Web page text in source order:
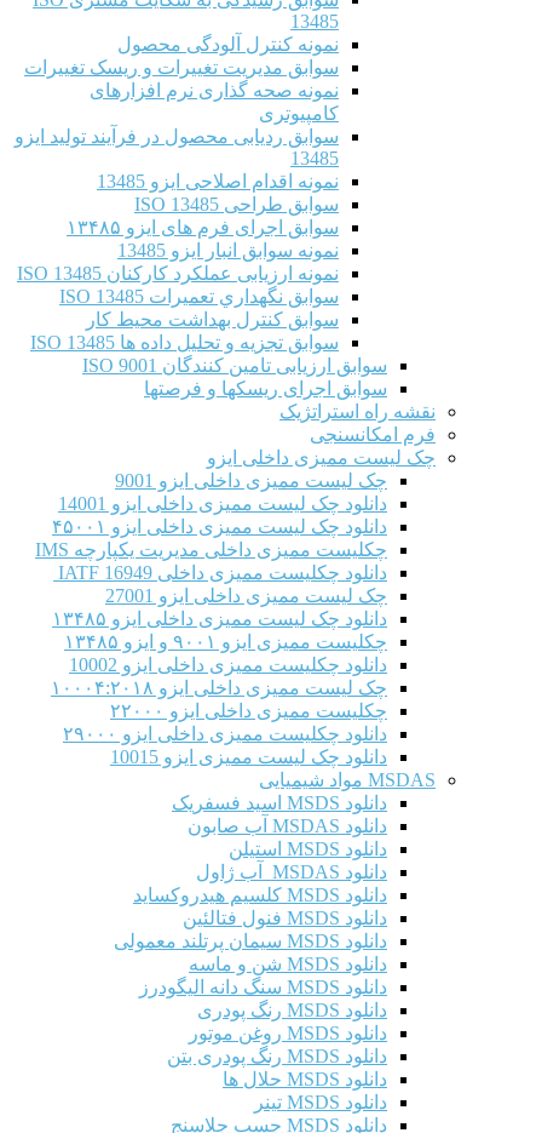
13485
نمونه کنترل آلودگی محصول
سوابق مدیریت تغییرات و ریسک تغییرات
نمونه صحه گذاری نرم افزارهای
کامپیوتری
سوابق ردیابی محصول در فرآیند تولید ایزو
13485
نمونه اقدام اصلاحی ایزو 13485
سوابق طراحی ISO 13485
سوابق اجرای فرم های ایزو ۱۳۴۸۵
نمونه سوابق انبار ایزو 13485
نمونه ارزیابی عملکرد کارکنان ISO 13485
سوابق نگهداري تعميرات ISO 13485
سوابق کنترل بهداشت محیط کار
سوابق تجزیه و تحلیل داده ها ISO 13485
سوابق ارزیابی تامین کنندگان ISO 9001
سوابق اجرای ریسکها و فرصتها
نقشه راه استراتژیک
فرم امکانسنجی
چک لیست ممیزی داخلی ایزو
چک لیست ممیزی داخلی ایزو 9001
دانلود چک لیست ممیزی داخلی ایزو 14001
دانلود چک لیست ممیزی داخلی ایزو ۴۵۰۰۱
چکلیست ممیزی داخلی مدیریت یکپارچه IMS
دانلود چکلیست ممیزی داخلی IATF 16949
چک لیست ممیزی داخلی ایزو 27001
دانلود چک لیست ممیزی داخلی ایزو ۱۳۴۸۵
چکلیست ممیزی ایزو ۹۰۰۱ و ایزو ۱۳۴۸۵
دانلود چکلیست ممیزی داخلی ایزو 10002
چک لیست ممیزی داخلی ایزو ۱۰۰۰۴:۲۰۱۸
چکلیست ممیزی داخلی ایزو ۲۲۰۰۰
دانلود چکلیست ممیزی داخلی ایزو ۲۹۰۰۰
دانلود چک لیست ممیزی ایزو 10015
MSDAS مواد شیمیایی
دانلود MSDS اسید فسفریک
دانلود MSDAS آب صابون
دانلود MSDS استیلن
دانلود MSDAS آب ژاول
دانلود MSDS کلسیم هیدروکساید
دانلود MSDS فنول فتالئین
دانلود MSDS سیمان پرتلند معمولی
دانلود MSDS شن و ماسه
دانلود MSDS سنگ دانه الیگودرز
دانلود MSDS رنگ پودری
دانلود MSDS روغن موتور
دانلود MSDS رنگ پودری بتن
دانلود MSDS حلال ها
دانلود MSDS تینر
دانلود MSDS چسب جلاسنج